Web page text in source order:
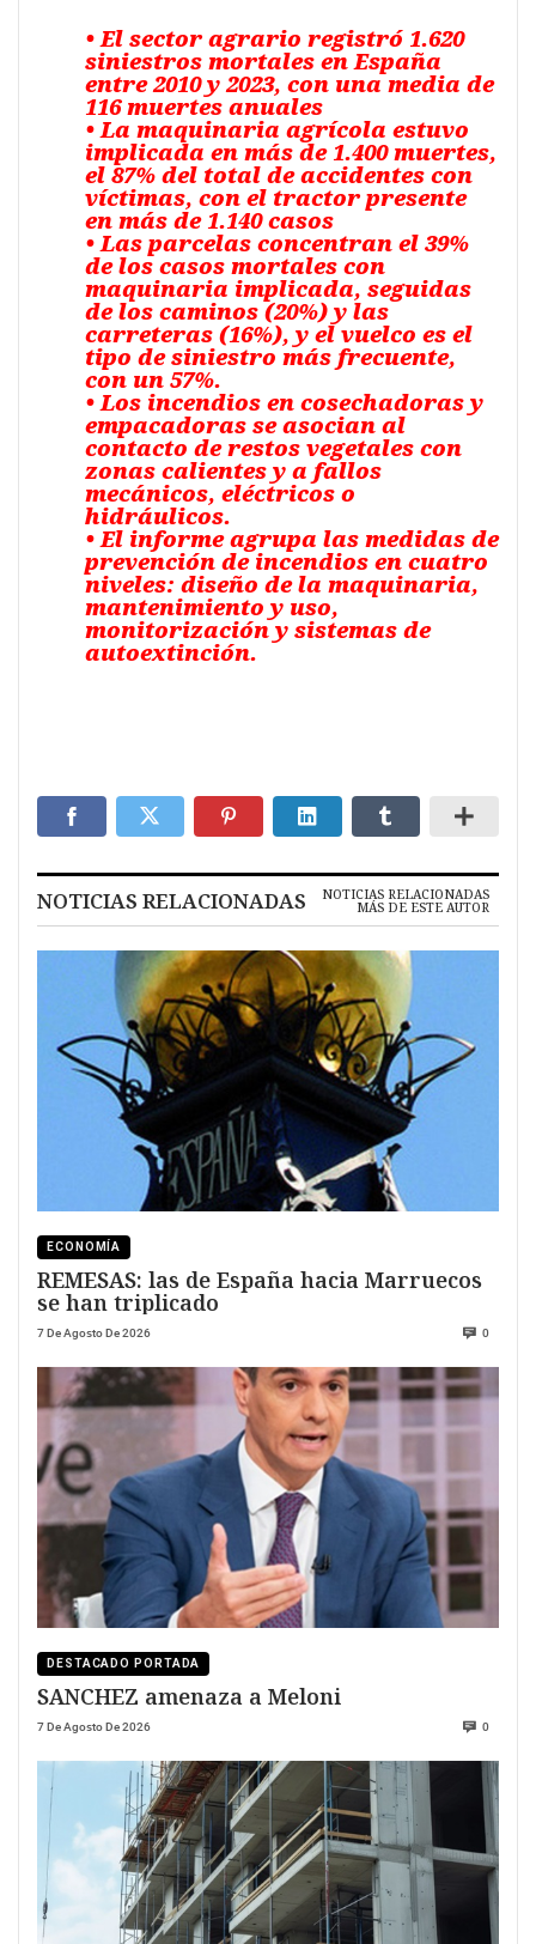
• El sector agrario registró 1.620
siniestros mortales en España
entre 2010 y 2023, con una media de
116 muertes anuales
• La maquinaria agrícola estuvo
implicada en más de 1.400 muertes,
el 87% del total de accidentes con
víctimas, con el tractor presente
en más de 1.140 casos
• Las parcelas concentran el 39%
de los casos mortales con
maquinaria implicada, seguidas
de los caminos (20%) y las
carreteras (16%), y el vuelco es el
tipo de siniestro más frecuente,
con un 57%.
• Los incendios en cosechadoras y
empacadoras se asocian al
contacto de restos vegetales con
zonas calientes y a fallos
mecánicos, eléctricos o
hidráulicos.
• El informe agrupa las medidas de
prevención de incendios en cuatro
niveles: diseño de la maquinaria,
mantenimiento y uso,
monitorización y sistemas de
autoextinción.
NOTICIAS RELACIONADAS NOTICIAS RELACIONADAS
MÁS DE ESTE AUTOR
ECONOMÍA
REMESAS: las de España hacia Marruecos
se han triplicado
7 De Agosto De 2026 0
DESTACADO PORTADA
SANCHEZ amenaza a Meloni
7 De Agosto De 2026 0